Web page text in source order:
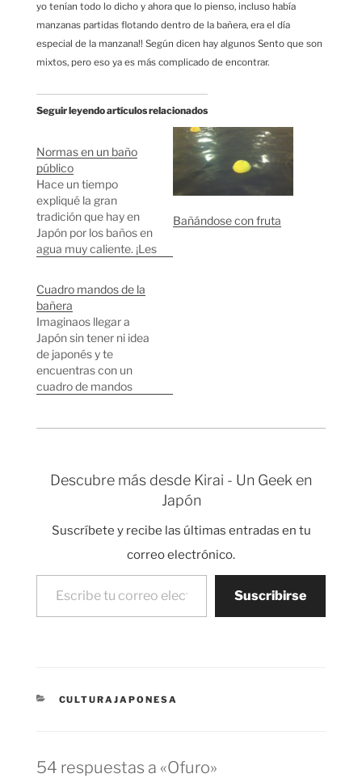
yo tenían todo lo dicho y ahora que lo pienso, incluso había
manzanas partidas flotando dentro de la bañera, era el día
especial de la manzana!! Según dicen hay algunos Sento que son
mixtos, pero eso ya es más complicado de encontrar.
Seguir leyendo artículos relacionados
Normas en un baño
público
Hace un tiempo
expliqué la gran
tradición que hay en
Japón por los baños en
agua muy caliente. ¡Les
piscinas. En esta
ocasión voy a
comentar algunas de
las "normas" que se
suelen seguir en baños
públicos, pero antes de
nada un poco de…
Bañándose con fruta
Cuadro mandos de la
bañera
Imaginaos llegar a
Japón sin tener ni idea
de japonés y te
encuentras con un
cuadro de mandos
conseguir que todo
Descubre más desde Kirai - Un Geek en
Japón
Suscríbete y recibe las últimas entradas en tu
correo electrónico.
Escribe tu correo electrónico…
Suscribirse
CATEGORÍAS
CULTURAJAPONESA
54 respuestas a «Ofuro»